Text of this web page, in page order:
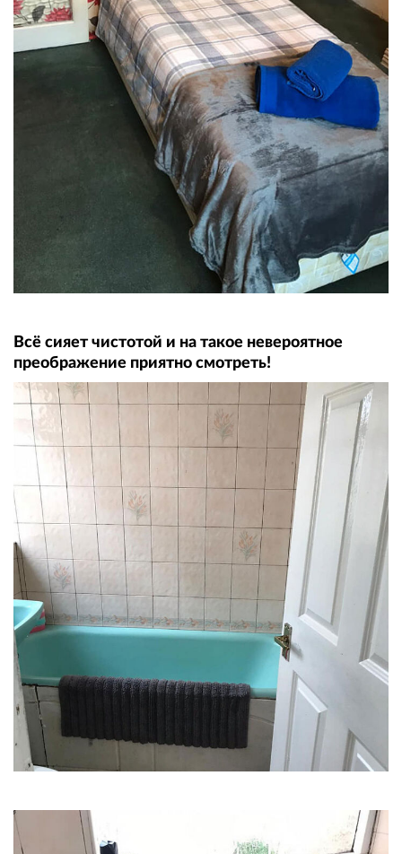
Всё сияет чистотой и на такое невероятное
преображение приятно смотреть!